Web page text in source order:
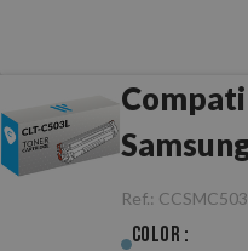
C503L
Ref.:
Color :